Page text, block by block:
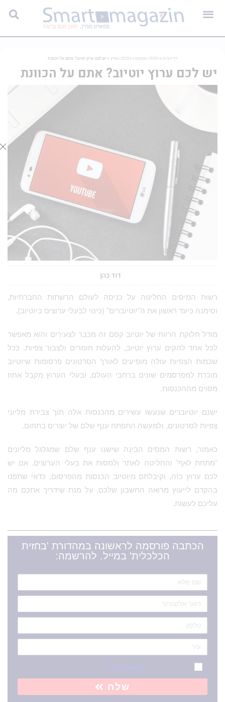
דף הבית » כלכלה ועסקים » כלכלה בארץ » יש לכם ערוץ יוטיוב? אתם על הכוונת
יש לכם ערוץ יוטיוב? אתם על הכוונת
דוד כהן
רשות המיסים החליטה על כניסה לעולם הרשתות החברתיות,
וסימנה כיעד ראשון את ה"יוטיוברים" (כינוי לבעלי ערוצים ביוטיוב).
מודל חלוקת הרווח של יוטיוב קסם זה מכבר לצעירים והוא מאפשר
לכל אחד להקים ערוץ יוטיוב, להעלות חומרים ולצבור צפיות. ככל
שכמות הצפיות עולה מופיעים לאורך הסרטונים פרסומות שיוטיוב
מוכרת למפרסמים שונים ברחבי העולם, ובעלי הערוץ מקבל אחוז
מסוים מההכנסות.
ישנם יוטיוברים שנעשו עשירים מהכנסות אלה תוך צבירת מליוני
צפיות לסרטונים, ולמעשה התפתח ענף שלם של יוצרים בתחום.
כאמור, רשות המסים הבינה שישנו ענף שלם שמגלגל מליונים
"מתחת לאף" והחליטה לאתר ולמסות את בעלי הערוצים. אם יש
לכם ערוץ כזה, וקיבלתם מיוטיוב הכנסות מהפרסום, כדאי שתפנו
בהקדם לייעוץ מרואה החשבון שלכם, על מנת שידריך אתכם מה
עליכם לעשות.
הכתבה פורסמה לראשונה במהדורת 'בחזית
הכלכלית' במייל. להרשמה:
תקנון האתר
שלח